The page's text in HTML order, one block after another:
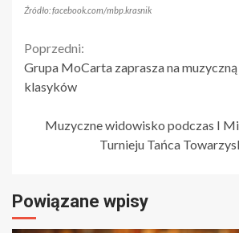
Źródło: facebook.com/mbp.krasnik
Continue
Reading
Poprzedni:
Grupa MoCarta zaprasza na
klasyków
Muzyczne widowisko podczas I
Turnieju Tańca
Powiązane wpisy